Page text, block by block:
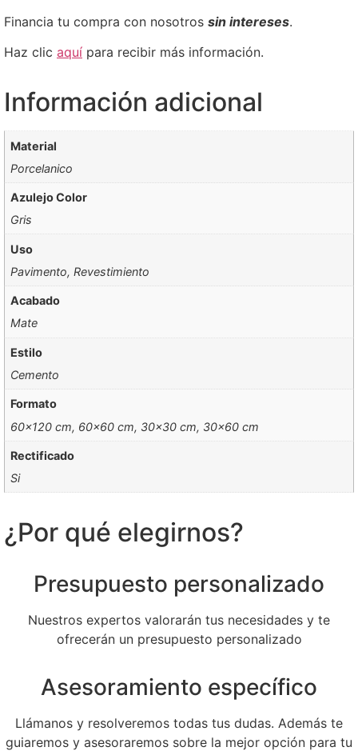
Financia tu compra con nosotros sin intereses.
Haz clic aquí para recibir más información.
Información adicional
Material
Porcelanico
Azulejo Color
Gris
Uso
Pavimento, Revestimiento
Acabado
Mate
Estilo
Cemento
Formato
60×120 cm, 60×60 cm, 30×30 cm, 30×60 cm
Rectificado
Si
¿Por qué elegirnos?
Presupuesto personalizado
Nuestros expertos valorarán tus necesidades y te
ofrecerán un presupuesto personalizado
Asesoramiento específico
Llámanos y resolveremos todas tus dudas. Además te
guiaremos y asesoraremos sobre la mejor opción para tu